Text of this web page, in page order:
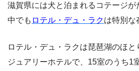
滋賀県には犬と泊まれるコテージが
中でも ロテル・デュ・ラクは特別な
ロテル・デュ・ラクは琵琶湖のほ
ジュアリーホテルで、15室のうち1